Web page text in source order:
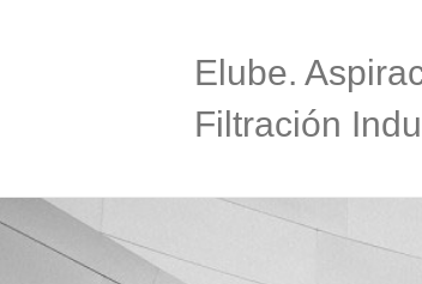
Elube.
Filtración